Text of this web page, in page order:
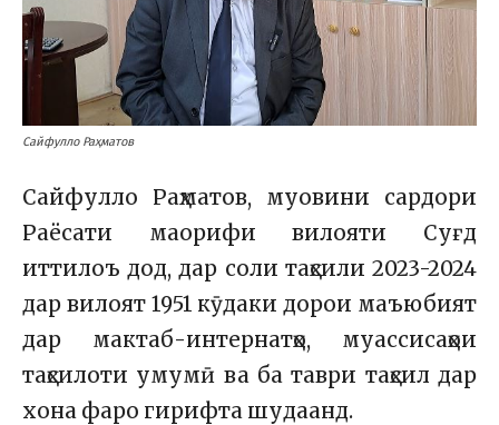
Сайфулло Раҳматов
Сайфулло Раҳматов, муовини сардори
Раёсати маорифи вилояти Суғд
иттилоъ дод, дар соли таҳсили 2023-2024
дар вилоят 1951 кӯдаки дорои маъюбият
дар мактаб-интернатҳо, муассисаҳои
таҳсилоти умумӣ ва ба таври таҳсил дар
хона фаро гирифта шудаанд.